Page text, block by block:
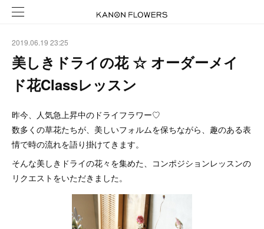
2019.06.19 23:25
美しきドライの花 ☆ オーダーメイ
ド花Classレッスン
昨今、人気急上昇中のドライフラワー♡
数多くの草花たちが、美しいフォルムを保ちながら、趣のある表
情で時の流れを語り掛けてきます。
そんな美しきドライの花々を集めた、コンポジションレッスンの
リクエストをいただきました。